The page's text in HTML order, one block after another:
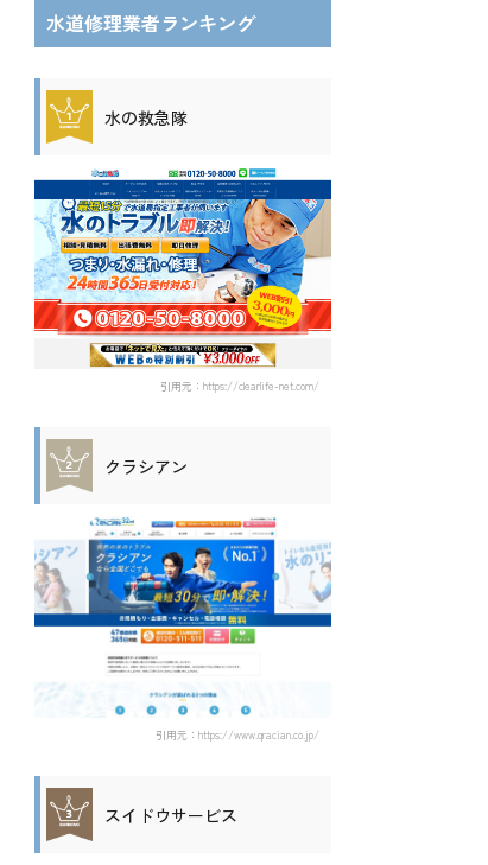
水道修理業者ランキング
水の救急隊
引用元：https://clearlife-net.com/
クラシアン
引用元：https://www.qracian.co.jp/
スイドウサービス